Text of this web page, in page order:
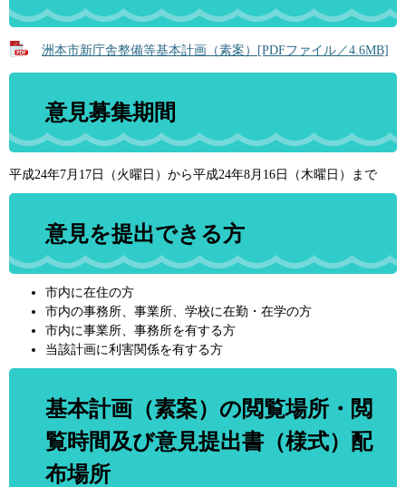
洲本市新庁舎整備等基本計画（素案）[PDFファイル／4.6MB]
意見募集期間
平成24年7月17日（火曜日）から平成24年8月16日（木曜日）まで
意見を提出できる方
市内に在住の方
市内の事務所、事業所、学校に在勤・在学の方
市内に事業所、事務所を有する方
当該計画に利害関係を有する方
基本計画（素案）の閲覧場所・閲
覧時間及び意見提出書（様式）配
布場所